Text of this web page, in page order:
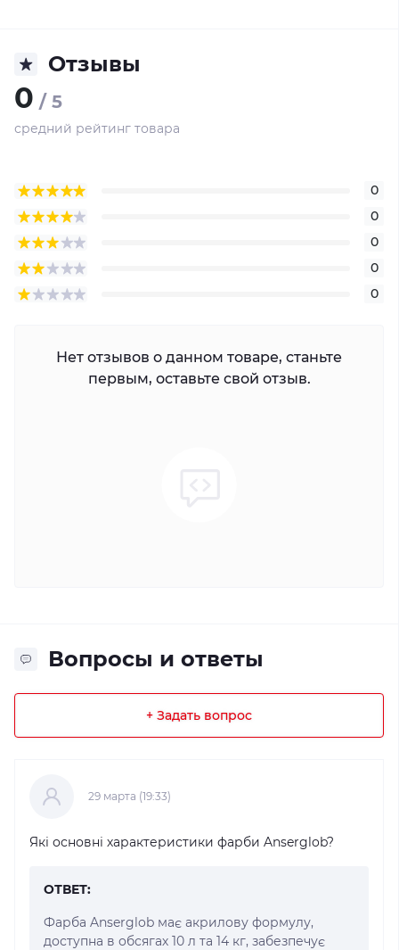
Отзывы
0 / 5
средний рейтинг товара
0
0
0
0
0
Нет отзывов о данном товаре, станьте
первым, оставьте свой отзыв.
Вопросы и ответы
+ Задать вопрос
29 марта (19:33)
Які основні характеристики фарби Anserglob?
ОТВЕТ:
Фарба Anserglob має акрилову формулу,
доступна в обсягах 10 л та 14 кг, забезпечує